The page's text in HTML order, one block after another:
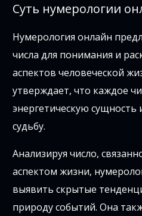
Суть нумерологии
Нумерология онлайн
числа для понимания и
аспектов человеческой
утверждает, что каждое
энергетическую
судьбу.
Анализируя число,
аспектом жизни,
выявить скрытые
природу событий. Она